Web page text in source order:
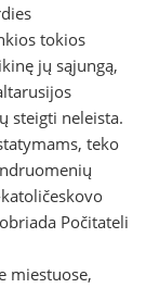
tokios
jų sąjungą,
steigti neleista.
teko
Počitateli
miestuose,